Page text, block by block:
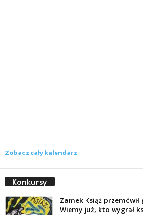
Zobacz cały kalendarz
Konkursy
Zamek Książ przemówił
Wiemy już, kto wygrał